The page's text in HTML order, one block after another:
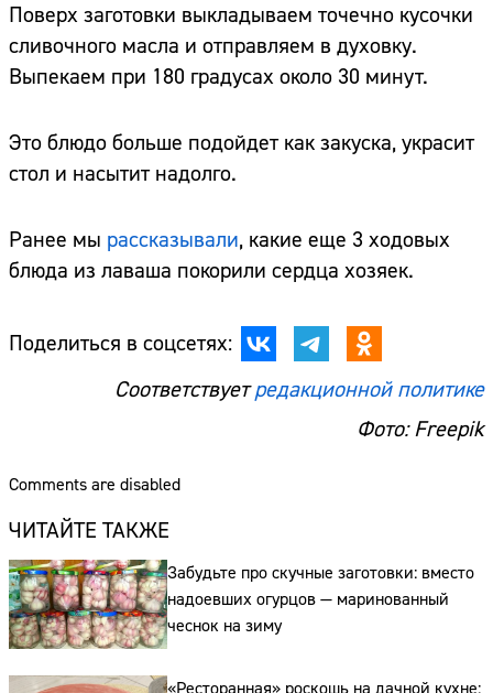
Поверх заготовки выкладываем точечно кусочки
сливочного масла и отправляем в духовку.
Выпекаем при 180 градусах около 30 минут.
Это блюдо больше подойдет как закуска, украсит
стол и насытит надолго.
Ранее мы рассказывали, какие еще 3 ходовых
блюда из лаваша покорили сердца хозяек.
Поделиться в соцсетях:
Соответствуетредакционной политике
Фото: Freepik
Comments are disabled
ЧИТАЙТЕ ТАКЖЕ
Забудьте про скучные заготовки: вместо
надоевших огурцов — маринованный
чеснок на зиму